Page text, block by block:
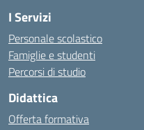
I Servizi
Personale scolastico
Famiglie e studenti
Percorsi di studio
Didattica
Offerta formativa